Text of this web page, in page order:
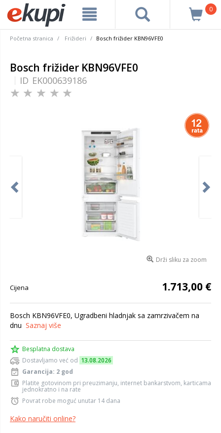
0
Početna stranica Frižideri Bosch frižider KBN96VFE0
Bosch frižider KBN96VFE0
ID EK000639186
Drži sliku za zoom
Cijena 1.713,00 €
Bosch KBN96VFE0, Ugradbeni hladnjak sa zamrzivačem na
dnu Saznaj više
Besplatna dostava
Dostavljamo već od 13.08.2026
Garancija: 2 god
Platite gotovinom pri preuzimanju, internet bankarstvom, karticama
jednokratno i na rate
Povrat robe moguć unutar 14 dana
Kako naručiti online?